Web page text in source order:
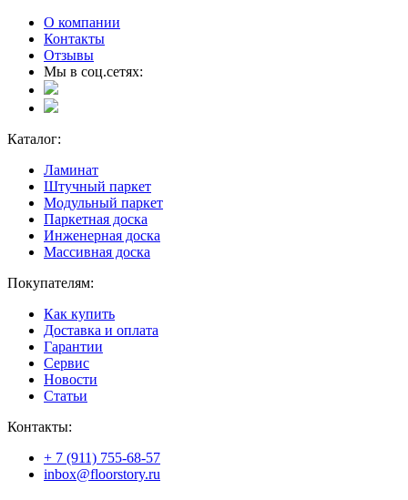
О компании
Контакты
Отзывы
Мы в соц.сетях:
Каталог:
Ламинат
Штучный паркет
Модульный паркет
Паркетная доска
Инженерная доска
Массивная доска
Покупателям:
Как купить
Доставка и оплата
Гарантии
Сервис
Новости
Статьи
Контакты:
+ 7 (911) 755-68-57
inbox@floorstory.ru